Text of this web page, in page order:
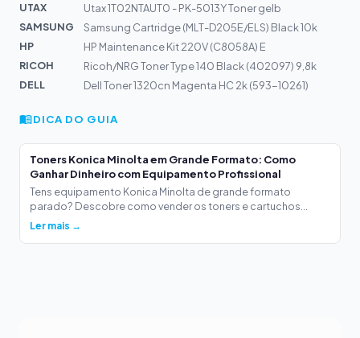
UTAX
Utax 1T02NTAUT0 - PK-5013Y Toner gelb
SAMSUNG
Samsung Cartridge (MLT-D205E/ELS) Black 10k
HP
HP Maintenance Kit 220V (C8058A) E
RICOH
Ricoh/NRG Toner Type 140 Black (402097) 9,8k
DELL
Dell Toner 1320cn Magenta HC 2k (593-10261)
DICA DO GUIA
Toners Konica Minolta em Grande Formato: Como
Ganhar Dinheiro com Equipamento Profissional
Tens equipamento Konica Minolta de grande formato
parado? Descobre como vender os toners e cartuchos...
Ler mais →